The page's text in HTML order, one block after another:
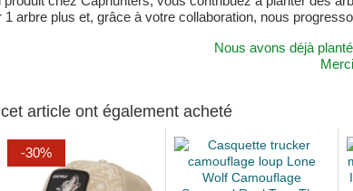
1 arbre plus et, grâce à votre collaboration, nous
Nous avons déjà planté
article ont également acheté
-30%